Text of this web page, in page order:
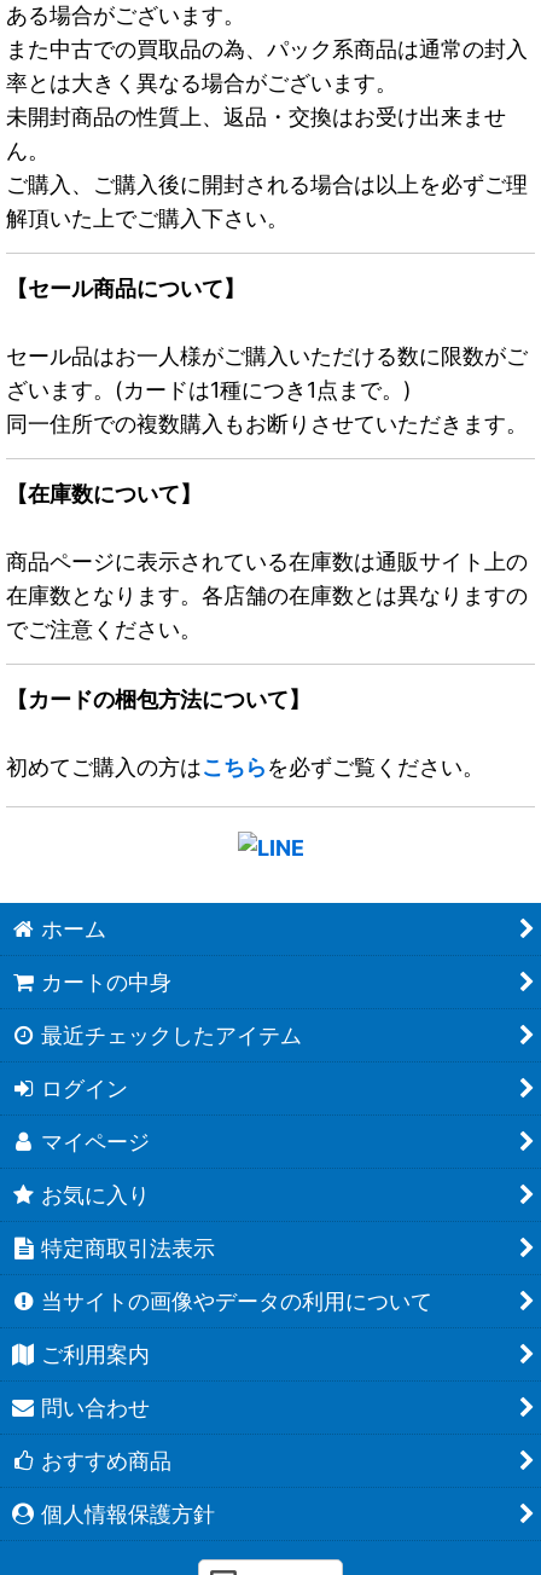
ある場合がございます。
また中古での買取品の為、パック系商品は通常の封入
率とは大きく異なる場合がございます。
未開封商品の性質上、返品・交換はお受け出来ませ
ん。
ご購入、ご購入後に開封される場合は以上を必ずご理
解頂いた上でご購入下さい。
【セール商品について】
セール品はお一人様がご購入いただける数に限数がご
ざいます。(カードは1種につき1点まで。)
同一住所での複数購入もお断りさせていただきます。
【在庫数について】
商品ページに表示されている在庫数は通販サイト上の
在庫数となります。各店舗の在庫数とは異なりますの
でご注意ください。
【カードの梱包方法について】
初めてご購入の方はこちらを必ずご覧ください。
ホーム
カートの中身
最近チェックしたアイテム
ログイン
マイページ
お気に入り
特定商取引法表示
当サイトの画像やデータの利用について
ご利用案内
問い合わせ
おすすめ商品
個人情報保護方針